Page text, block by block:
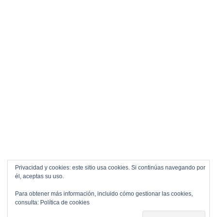
Privacidad y cookies: este sitio usa cookies. Si continúas navegando por
él, aceptas su uso.
Para obtener más información, incluido cómo gestionar las cookies,
consulta: Política de cookies